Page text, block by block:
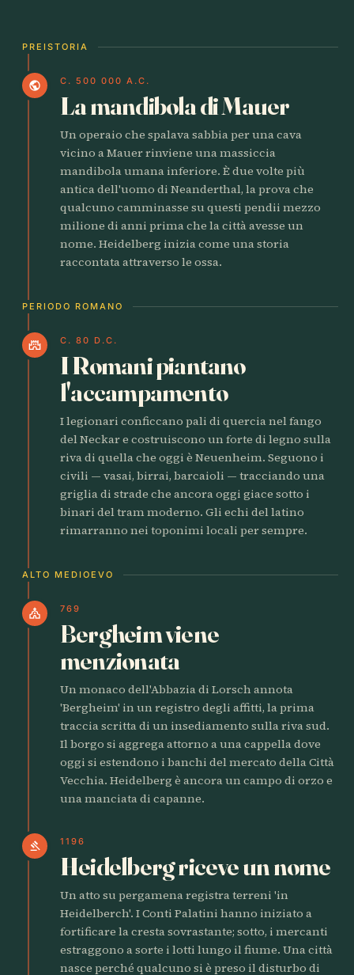
PREISTORIA
public C. 500 000 A.C.
La mandibola di Mauer
Un operaio che spalava sabbia per una cava
vicino a Mauer rinviene una massiccia
mandibola umana inferiore. È due volte più
antica dell'uomo di Neanderthal, la prova che
qualcuno camminasse su questi pendii mezzo
milione di anni prima che la città avesse un
nome. Heidelberg inizia come una storia
raccontata attraverso le ossa.
PERIODO ROMANO
castle C. 80 D.C.
I Romani piantano
l'accampamento
I legionari conficcano pali di quercia nel fango
del Neckar e costruiscono un forte di legno sulla
riva di quella che oggi è Neuenheim. Seguono i
civili — vasai, birrai, barcaioli — tracciando una
griglia di strade che ancora oggi giace sotto i
binari del tram moderno. Gli echi del latino
rimarranno nei toponimi locali per sempre.
ALTO MEDIOEVO
church 769
Bergheim viene
menzionata
Un monaco dell'Abbazia di Lorsch annota
'Bergheim' in un registro degli affitti, la prima
traccia scritta di un insediamento sulla riva sud.
Il borgo si aggrega attorno a una cappella dove
oggi si estendono i banchi del mercato della Città
Vecchia. Heidelberg è ancora un campo di orzo e
una manciata di capanne.
gavel 1196
Heidelberg riceve un nome
Un atto su pergamena registra terreni 'in
Heidelberch'. I Conti Palatini hanno iniziato a
fortificare la cresta sovrastante; sotto, i mercanti
estraggono a sorte i lotti lungo il fiume. Una città
nasce perché qualcuno si è preso il disturbo di